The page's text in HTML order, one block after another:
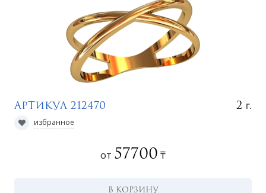
Артикул 212470 2 г.
избранное
от 57700 ₸
В КОРЗИНУ